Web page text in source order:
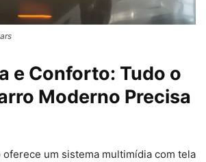
e Conforto: Tudo o
Moderno Precisa
um sistema multimídia com tela